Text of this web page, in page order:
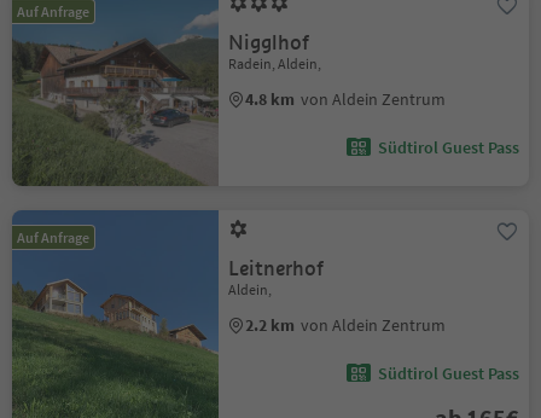
Auf Anfrage
Nigglhof
Radein, Aldein,
4.8 km von Aldein Zentrum
Südtirol Guest Pass
Auf Anfrage
Leitnerhof
Aldein,
2.2 km von Aldein Zentrum
Südtirol Guest Pass